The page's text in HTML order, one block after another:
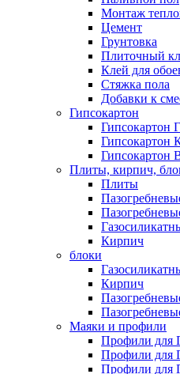
Монтаж
Цемент
Грунтовка
Плиточный
Клей для
Стяжка пола
Добавки к
Гипсокартон
Гипсокартон
Гипсокартон
Гипсокартон
Плиты, кирпич,
Плиты
Кирпич
блоки
Кирпич
Маяки и профили
Профили для
Профили для
Профили